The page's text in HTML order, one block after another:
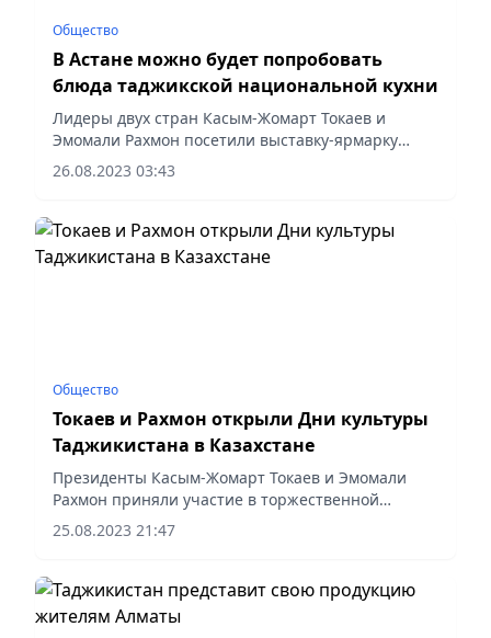
Общество
В Астане можно будет попробовать
блюда таджикской национальной кухни
Лидеры двух стран Касым-Жомарт Токаев и
Эмомали Рахмон посетили выставку-ярмарку
сельскохозяйственной, промышленной
продукции, изделий народных ремесел и
проходящую...
26.08.2023 03:43
Общество
Токаев и Рахмон открыли Дни культуры
Таджикистана в Казахстане
Президенты Касым-Жомарт Токаев и Эмомали
Рахмон приняли участие в торжественной
церемонии открытия Дней культуры Республики
Таджикистан в Республике Казахстан,
25.08.2023 21:47